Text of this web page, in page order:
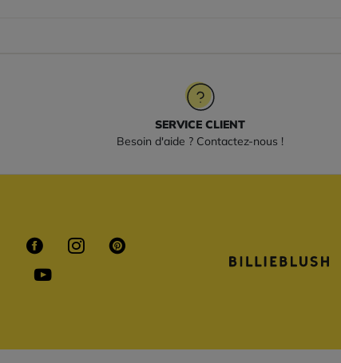
SERVICE CLIENT
Besoin d'aide ? Contactez-nous !